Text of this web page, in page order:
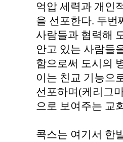
억압 세력과 개인
을 선포한다. 두번
사람들과 협력해
안고 있는 사람들
함으로써 도시의
이는 친교 기능으
선포하며(케리그
으로 보여주는 교
콕스는 여기서 한